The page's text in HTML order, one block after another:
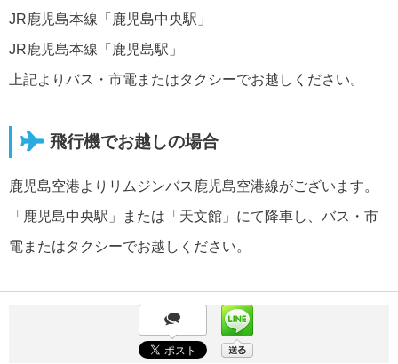
JR鹿児島本線「鹿児島中央駅」
JR鹿児島本線「鹿児島駅」
上記よりバス・市電またはタクシーでお越しください。
飛行機でお越しの場合
鹿児島空港よりリムジンバス鹿児島空港線がございます。
「鹿児島中央駅」または「天文館」にて降車し、バス・市
電またはタクシーでお越しください。